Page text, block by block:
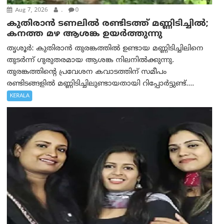
Aug 7, 2026 . 0
കുതിരാൻ ടണലിൽ രണ്ടിടത്ത് മണ്ണിടിച്ചിൽ;
കനത്ത മഴ ആശങ്ക ഉയർത്തുന്നു
തൃശൂർ: കുതിരാൻ തുരങ്കത്തിൽ ഉണ്ടായ മണ്ണിടിച്ചിലിനെ
തുടർന്ന് ഗുരുതരമായ ആശങ്ക നിലനിൽക്കുന്നു.
തുരങ്കത്തിന്റെ പ്രവേശന കവാടത്തിന് സമീപം
രണ്ടിടങ്ങളിൽ മണ്ണിടിച്ചിലുണ്ടായതായി റിപ്പോർട്ടുണ്ട്....
KERALA